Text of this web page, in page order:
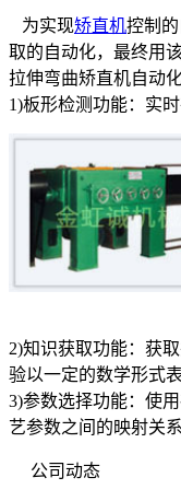
为实现矫直机控制
取的自动化，最终用
拉伸弯曲矫直机自动
1)板形检测功能：实
2)知识获取功能：获
验以一定的数学形式
3)参数选择功能：使
艺参数之间的映射关
公司动态